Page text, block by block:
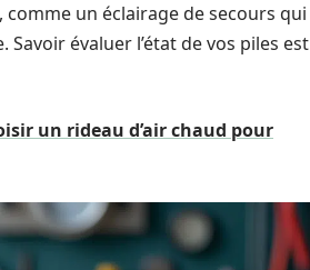
un éclairage de secours qui
évaluer l’état de vos piles est
un rideau d’air chaud pour